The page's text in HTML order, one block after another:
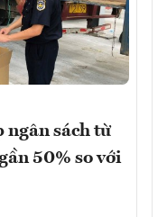
ngân sách từ
50% so với